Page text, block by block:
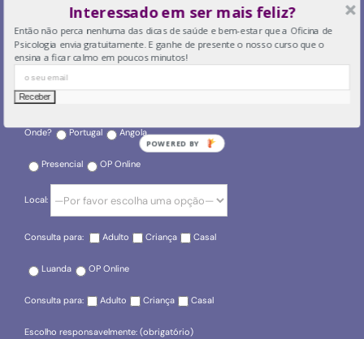
O seu telefone
Onde? Portugal Angola
Presencial OP Online
Local:
Consulta para: Adulto Criança Casal
Luanda OP Online
Consulta para: Adulto Criança Casal
Escolho responsavelmente: (obrigatório)
Interessado em ser mais feliz?
Então não perca nenhuma das dicas de saúde e bem-estar que a Oficina de
Psicologia envia gratuitamente. E ganhe de presente o nosso curso que o
ensina a ficar calmo em poucos minutos!
POWERED BY